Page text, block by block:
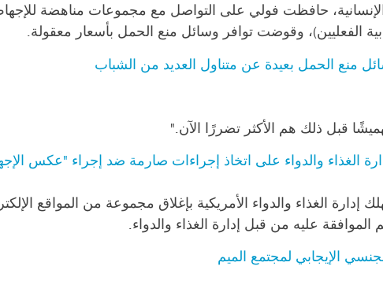
حافظت فولي على التواصل مع مجموعات مناهضة
الفعليين)، وقوضت توافر وسائل منع الحمل بأسعار معقولة.
منع الحمل بعيدة عن متناول العديد من الشباب
قبل ذلك هم الأكثر تضررًا الآن."
الغذاء والدواء على اتخاذ إجراءات صارمة ضد إجراء "عكس
إدارة الغذاء والدواء الأمريكية بإغلاق مجموعة من المواقع
عليه من قبل إدارة الغذاء والدواء.
الإيجابي لمجتمع الميم